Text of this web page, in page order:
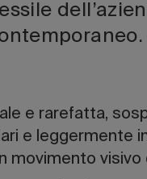
e rarefatta,
e leggermente
movimento visivo